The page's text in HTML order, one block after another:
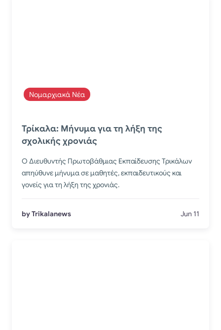
Νομαρχιακά Νέα
Τρίκαλα: Μήνυμα για τη λήξη της
σχολικής χρονιάς
Ο Διευθυντής Πρωτοβάθμιας Εκπαίδευσης Τρικάλων
απηύθυνε μήνυμα σε μαθητές, εκπαιδευτικούς και
γονείς για τη λήξη της χρονιάς.
by Trikalanews Jun 11